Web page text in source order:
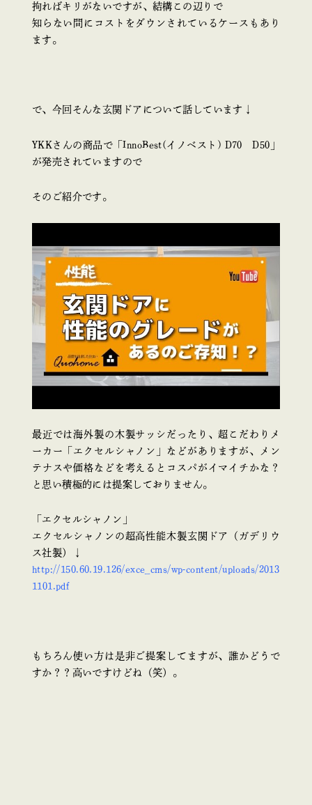
拘ればキリがないですが、結構この辺りで
知らない間にコストをダウンされているケースもあり
ます。
で、今回そんな玄関ドアについて話しています↓
YKKさんの商品で「InnoBest(イノベスト) D70 D50」
が発売されていますので
そのご紹介です。
最近では海外製の木製サッシだったり、超こだわりメ
ーカー「エクセルシャノン」などがありますが、メン
テナスや価格などを考えるとコスパがイマイチかな？
と思い積極的には提案しておりません。
「エクセルシャノン」
エクセルシャノンの超高性能木製玄関ドア（ガデリウ
ス社製）
↓
http://150.60.19.126/exce_cms/wp-content/uploads/2013
1101.pdf
もちろん使い方は是非ご提案してますが、誰かどうで
すか？？高いですけどね（笑）。